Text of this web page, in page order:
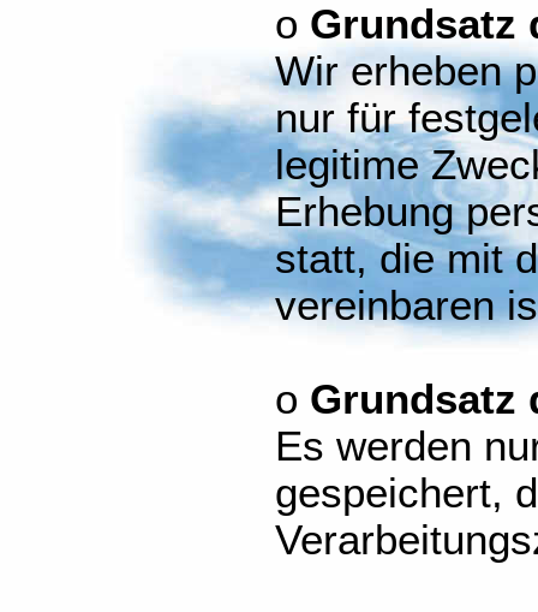
o Grundsatz
Wir erheben
nur für
legitime
Erhebung
statt, die mit
vereinbaren
o Grundsatz
Es werden
gespeichert,